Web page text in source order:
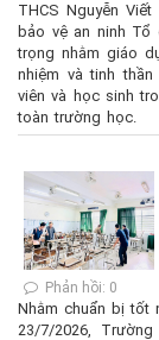
THCS Nguyễn
bảo vệ an ninh Tổ
trọng nhằm giáo
nhiệm và tinh
viên và học sinh
toàn trường học.
Phản hồi: 0
Nhằm chuẩn bị tốt
23/7/2026,